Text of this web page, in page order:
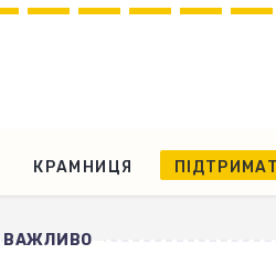
КРАМНИЦЯ
ВАЖЛИВО